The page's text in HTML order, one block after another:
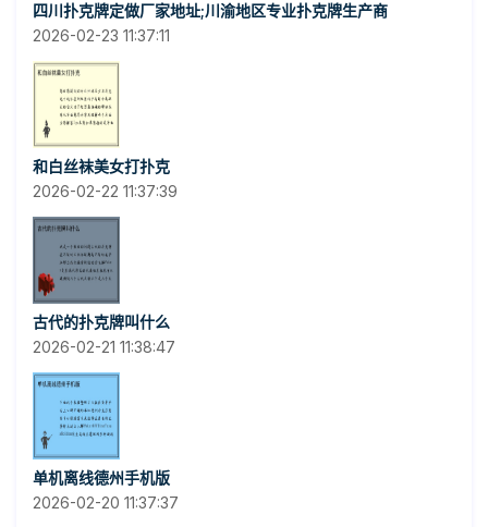
四川扑克牌定做厂家地址;川渝地区专业扑克牌生产商
2026-02-23 11:37:11
和白丝袜美女打扑克
2026-02-22 11:37:39
古代的扑克牌叫什么
2026-02-21 11:38:47
单机离线德州手机版
2026-02-20 11:37:37